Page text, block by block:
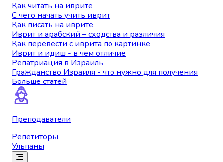
Как читать на иврите
С чего начать учить иврит
Как писать на иврите
Иврит и арабский – сходства и различия
Как перевести с иврита по картинке
Иврит и идиш - в чем отличие
Репатриация в Израиль
Гражданство Израиля - что нужно для получения
Больше статей
Преподаватели
Репетиторы
Ульпаны